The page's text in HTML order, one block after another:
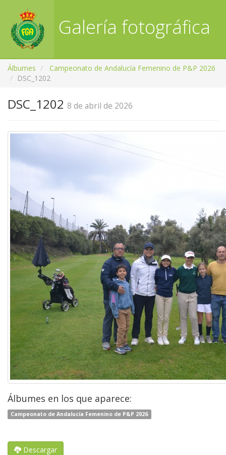
Galería fotográfica
RFGA
Álbumes
Campeonato de Andalucía Femenino de P&P 2026
DSC_1202
DSC_1202 8 de abril de 2026
Álbumes en los que aparece:
Campeonato de Andalucía Femenino de P&P 2026
Descargar